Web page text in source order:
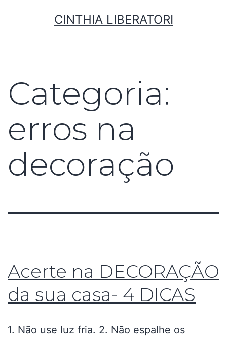
CINTHIA LIBERATORI
Categoria:
erros na
decoração
Acerte na DECORAÇÃO
da sua casa- 4 DICAS
1. Nāo use luz fria. 2. Não espalhe os